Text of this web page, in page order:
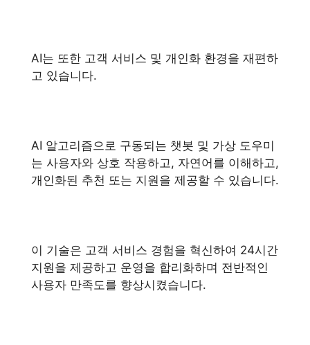
AI는 또한 고객 서비스 및 개인화 환경을 재편하
고 있습니다.
AI 알고리즘으로 구동되는 챗봇 및 가상 도우미
는 사용자와 상호 작용하고, 자연어를 이해하고,
개인화된 추천 또는 지원을 제공할 수 있습니다.
이 기술은 고객 서비스 경험을 혁신하여 24시간
지원을 제공하고 운영을 합리화하며 전반적인
사용자 만족도를 향상시켰습니다.